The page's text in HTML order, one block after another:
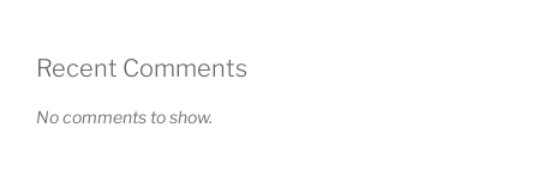
Recent Comments
No comments to show.